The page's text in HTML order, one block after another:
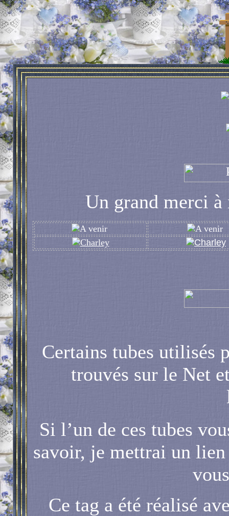
Un grand merci
Certains tubes utilisés
trouvés sur le Net
Si l’un de ces tubes
savoir, je mettrai un
Ce tag a été réalisé